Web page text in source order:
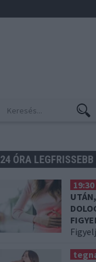
24 ÓRA LEGFRISSEBB
19:30